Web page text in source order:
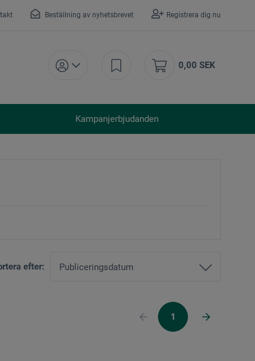
Beställning av nyhetsbrevet Registrera dig nu
0,00 SEK
Kampanjerbjudanden
efter:
1